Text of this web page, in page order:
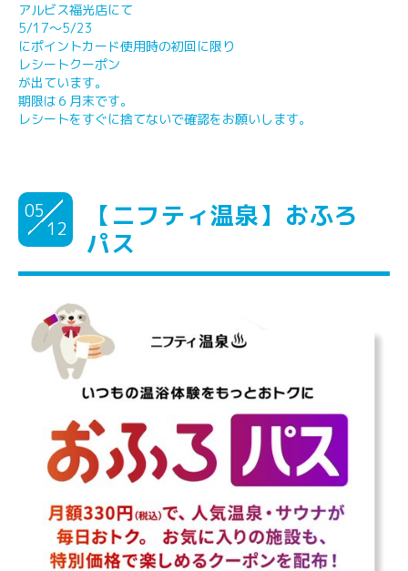
アルビス福光店にて
5/17～5/23
にポイントカード使用時の初回に限り
レシートクーポン
が出ています。
期限は６月末です。
レシートをすぐに捨てないで確認をお願いします。
05
12
【ニフティ温泉】おふろ
パス